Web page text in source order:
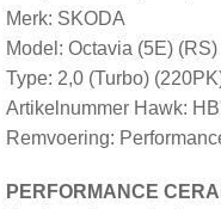
Merk: SKODA
Model: Octavia (5E) (RS)
Type: 2,0 (Turbo)
Artikelnummer Hawk:
Remvoering:
PERFORMANCE